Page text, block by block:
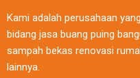
Kami adalah perusahaan
bidang jasa buang puing
sampah bekas renovasi
lainnya.